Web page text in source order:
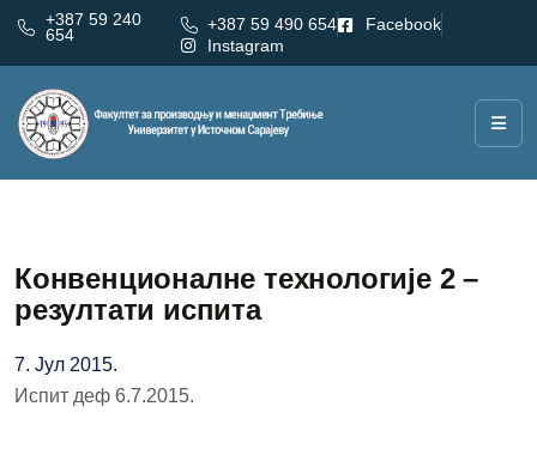
+387 59 240
654
+387 59 490 654
Facebook
Instagram
Конвенционалне технологије 2 –
резултати испита
7. Јул 2015.
Испит деф 6.7.2015.